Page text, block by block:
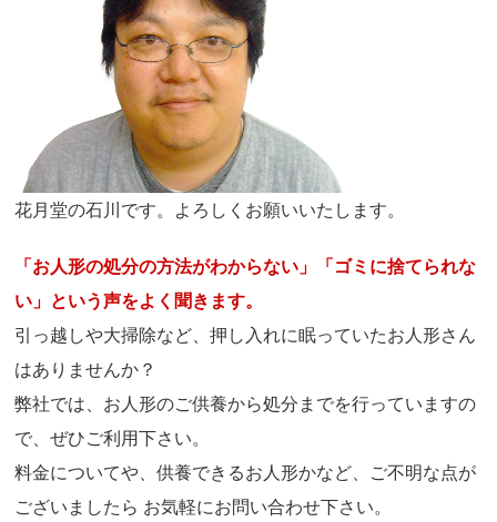
花月堂の石川です。よろしくお願いいたします。
「お人形の処分の方法がわからない」「ゴミに捨てられな
い」という声をよく聞きます。
引っ越しや大掃除など、押し入れに眠っていたお人形さん
はありませんか？
弊社では、お人形のご供養から処分までを行っていますの
で、ぜひご利用下さい。
料金についてや、供養できるお人形かなど、ご不明な点が
ございましたら お気軽にお問い合わせ下さい。